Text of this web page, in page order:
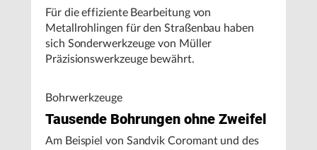
Für die effiziente Bearbeitung von
Metallrohlingen für den Straßenbau haben
sich Sonderwerkzeuge von Müller
Präzisionswerkzeuge bewährt.
Bohrwerkzeuge
Tausende Bohrungen ohne Zweifel
Am Beispiel von Sandvik Coromant und des